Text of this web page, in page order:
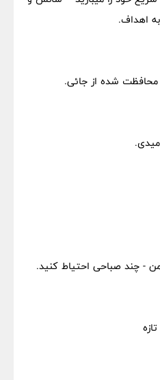
اهداف.
- محافظت شده از جائی.
- چند صباحی احتیاط کنید.